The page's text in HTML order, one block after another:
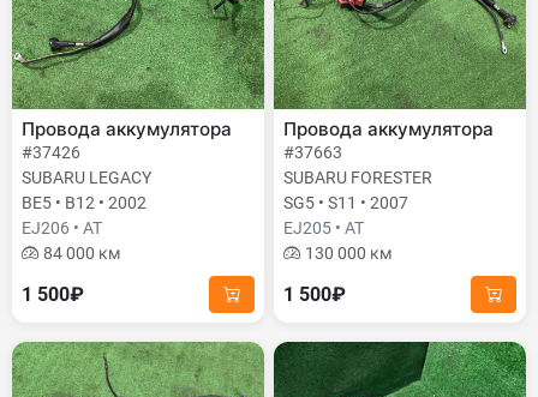
Провода аккумулятора
#37426
SUBARU LEGACY
BE5 • B12 • 2002
EJ206 • AT
84 000 км
1 500₽
Провода аккумулятора
#37663
SUBARU FORESTER
SG5 • S11 • 2007
EJ205 • AT
130 000 км
1 500₽